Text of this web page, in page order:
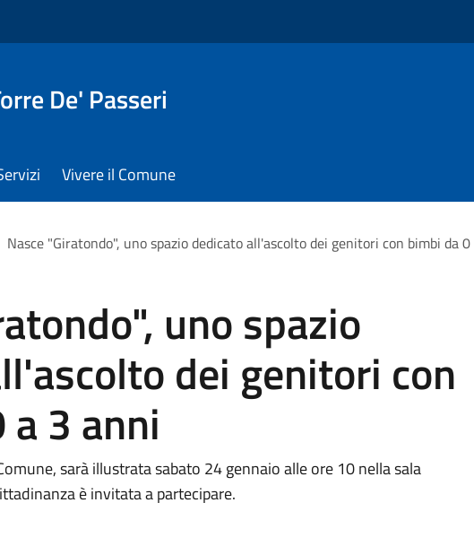
De' Passeri
Vivere il Comune
Nasce "Giratondo", uno spazio dedicato all'ascolto dei genitori con bimbi da
uno spazio
dei genitori con
3 anni
sarà illustrata sabato 24 gennaio alle ore 10 nella sala
è invitata a partecipare.